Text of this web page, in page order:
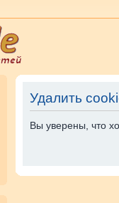
Удалить
Вы уверены, что